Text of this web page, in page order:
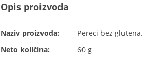
Opis proizvoda
Naziv proizvoda:
Pereci bez glutena.
Neto količina:
60 g